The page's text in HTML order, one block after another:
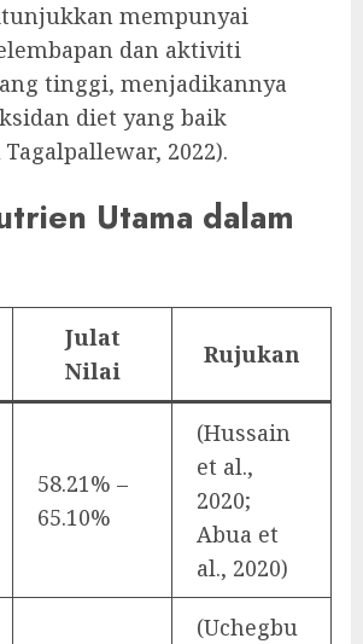
mempunyai
dan aktiviti
tinggi, menjadikannya
diet yang baik
2022).
Utama dalam
Julat
Nilai
Rujukan
58.21% –
65.10%
(Hussain
et al.,
2020;
Abua et
al., 2020)
(Uchegbu